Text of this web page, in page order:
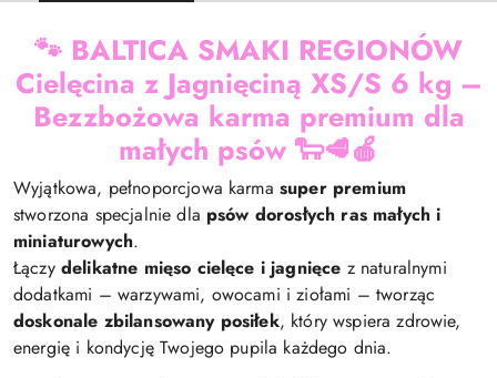
🐾 BALTICA SMAKI REGIONÓW
Cielęcina z Jagnięciną XS/S 6 kg –
Bezzbożowa karma premium dla
małych psów 🐑🥩🍎
Wyjątkowa, pełnoporcjowa karma super premium
stworzona specjalnie dla psów dorosłych ras małych i
miniaturowych.
Łączy delikatne mięso cielęce i jagnięce z naturalnymi
dodatkami – warzywami, owocami i ziołami – tworząc
doskonale zbilansowany posiłek, który wspiera zdrowie,
energię i kondycję Twojego pupila każdego dnia.